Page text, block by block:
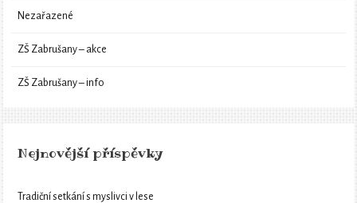
Nezařazené
ZŠ Zabrušany – akce
ZŠ Zabrušany – info
Nejnovější příspěvky
Tradiční setkání s myslivci v lese